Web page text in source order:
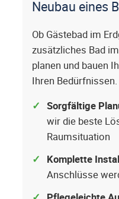
Neubau eines
Ob Gästebad im
zusätzliches Bad
planen und bauen
Ihren Bedürfnissen.
Sorgfältige
wir die beste
Raumsituation
Komplette
Anschlüsse